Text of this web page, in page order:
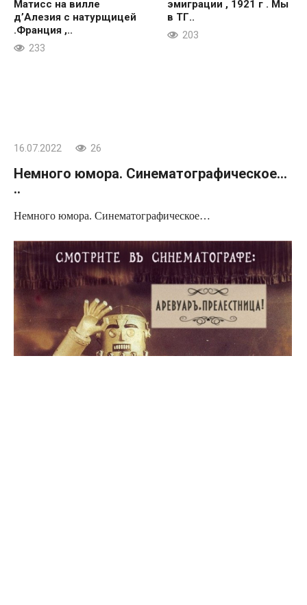
Матисс на вилле
д’Алезия с натурщицей
.Франция ,..
233
эмиграции , 1921 г . Мы
в ТГ..
203
16.07.2022 26
Немного юмора. Синематографическое…
..
Немного юмора. Синематографическое…